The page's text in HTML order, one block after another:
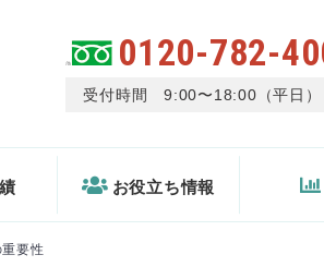
0120-782-
受付時間 9:00〜18:00（平日）
お役立ち情報
要性